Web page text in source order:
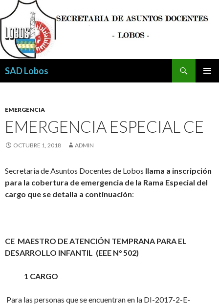
SAD Lobos
EMERGENCIA
EMERGENCIA ESPECIAL CE
OCTUBRE 1, 2018 ADMIN
Secretaria de Asuntos Docentes de Lobos llama a inscripción
para la cobertura de emergencia de la Rama Especial del
cargo que se detalla a continuación:
CE MAESTRO DE ATENCIÓN TEMPRANA PARA EL
DESARROLLO INFANTIL (EEE N° 502)
1 CARGO
Para las personas que se encuentran en la DI-2017-2-E-